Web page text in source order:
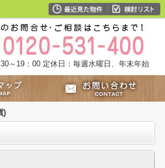
～19：00 定休日：毎週水曜日、年末年始
)